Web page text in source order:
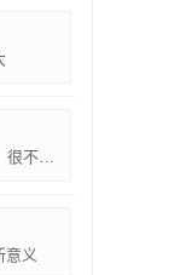
现在腾讯的eo不限流和请求，很不错，就是限速500k
意义